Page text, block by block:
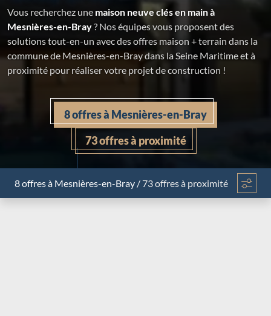
Vous recherchez une maison neuve clés en main à
Mesnières-en-Bray? Nos équipes vous proposent des
solutions tout-en-un avec des offres maison + terrain dans la
commune de Mesnières-en-Bray dans la Seine Maritime et à
proximité pour réaliser votre projet de construction !
8 offres à Mesnières-en-Bray
73 offres à proximité
8 offresà Mesnières-en-Bray / 73 offres à proximité